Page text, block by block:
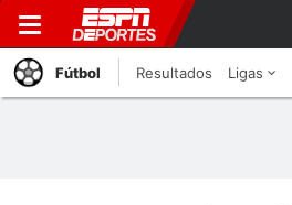
Fútbol Resultados Ligas